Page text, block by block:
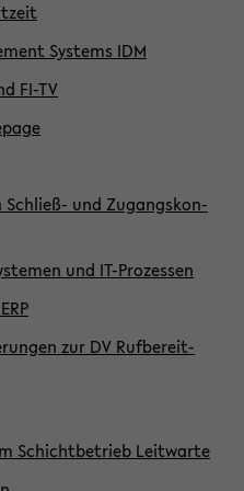
Sys­tems IDM
FI-TV
und Zu­gangs­kon­
und IT-​Prozessen
zur DV Ruf­be­reit­
Schicht­be­trieb Leit­war­te